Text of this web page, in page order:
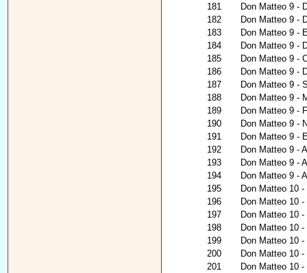
181
Don Matteo 9 -
182
Don Matteo 9 -
183
Don Matteo 9 -
184
Don Matteo 9 -
185
Don Matteo 9 -
186
Don Matteo 9 -
187
Don Matteo 9 -
188
Don Matteo 9 -
189
Don Matteo 9 -
190
Don Matteo 9 -
191
Don Matteo 9 -
192
Don Matteo 9 -
193
Don Matteo 9 -
194
Don Matteo 9 -
195
Don Matteo 10 -
196
Don Matteo 10
197
Don Matteo 10
198
Don Matteo 10
199
Don Matteo 10
200
Don Matteo 10
201
Don Matteo 10